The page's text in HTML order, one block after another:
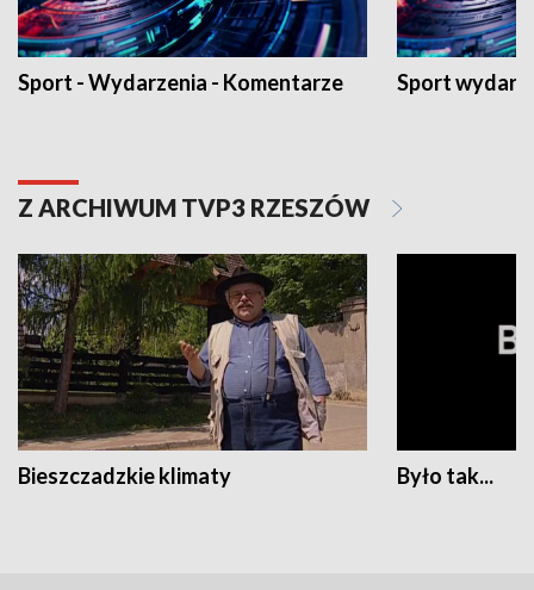
Sport - Wydarzenia - Komentarze Sport
Z ARCHIWUM TVP3 RZESZÓW
Bieszczadzkie klimaty Było tak...